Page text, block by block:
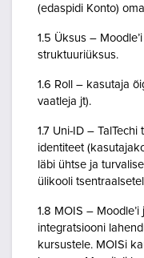
(edaspidi Konto)
1.5 Üksus –
struktuuriüksus.
1.6 Roll – kasutaja
vaatleja jt).
1.7 Uni-ID –
identiteet
läbi ühtse ja
ülikooli
1.8 MOIS –
integratsiooni
kursustele. MOISi